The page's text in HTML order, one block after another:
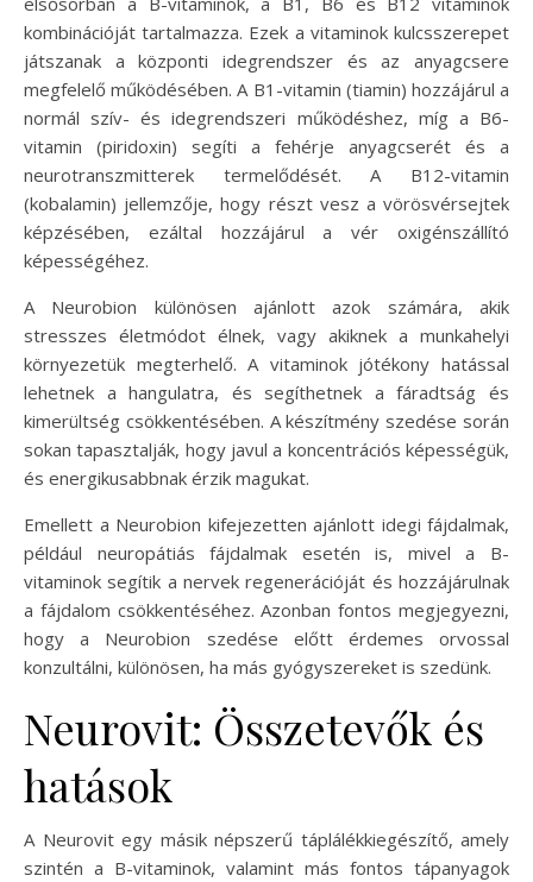
kombinációját tartalmazza. Ezek a vitaminok kulcsszerepet
játszanak a központi idegrendszer és az anyagcsere
megfelelő működésében. A B1-vitamin (tiamin) hozzájárul a
normál szív- és idegrendszeri működéshez, míg a B6-
vitamin (piridoxin) segíti a fehérje anyagcserét és a
neurotranszmitterek termelődését. A B12-vitamin
(kobalamin) jellemzője, hogy részt vesz a vörösvérsejtek
képzésében, ezáltal hozzájárul a vér oxigénszállító
képességéhez.
A Neurobion különösen ajánlott azok számára, akik
stresszes életmódot élnek, vagy akiknek a munkahelyi
környezetük megterhelő. A vitaminok jótékony hatással
lehetnek a hangulatra, és segíthetnek a fáradtság és
kimerültség csökkentésében. A készítmény szedése során
sokan tapasztalják, hogy javul a koncentrációs képességük,
és energikusabbnak érzik magukat.
Emellett a Neurobion kifejezetten ajánlott idegi fájdalmak,
például neuropátiás fájdalmak esetén is, mivel a B-
vitaminok segítik a nervek regenerációját és hozzájárulnak
a fájdalom csökkentéséhez. Azonban fontos megjegyezni,
hogy a Neurobion szedése előtt érdemes orvossal
konzultálni, különösen, ha más gyógyszereket is szedünk.
Neurovit: Összetevők és
hatások
A Neurovit egy másik népszerű táplálékkiegészítő, amely
szintén a B-vitaminok, valamint más fontos tápanyagok